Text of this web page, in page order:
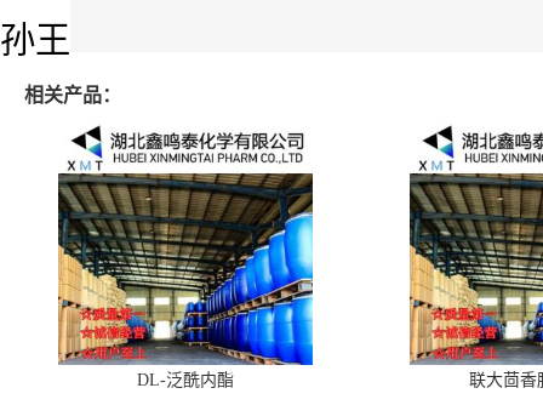
孙王
相关产品：
DL-泛酰内酯 联大茴香